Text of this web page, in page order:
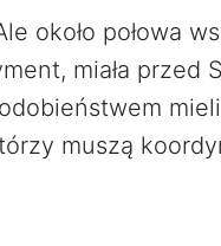
około połowa
miała przed
muszą